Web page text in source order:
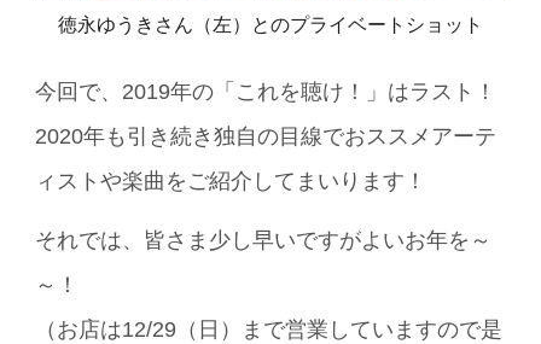
徳永ゆうきさん（左）とのプライベートショット
今回で、2019年の「これを聴け！」はラスト！
2020年も引き続き独自の目線でおススメアーテ
ィストや楽曲をご紹介してまいります！
それでは、皆さま少し早いですがよいお年を～
～！
（お店は12/29（日）まで営業していますので是